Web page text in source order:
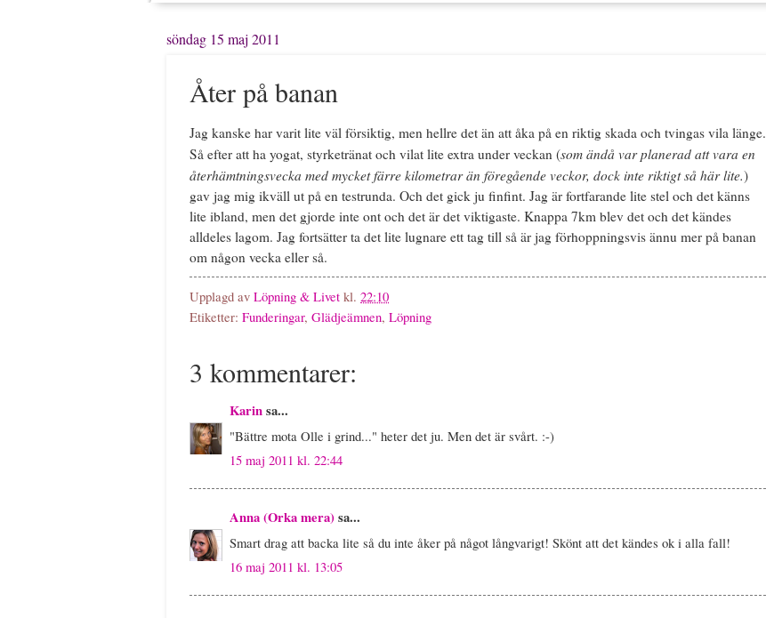
söndag 15 maj 2011
Åter på banan
Jag kanske har varit lite väl försiktig, men hellre det än att åka på en riktig skada och tvingas vila länge.
Så efter att ha yogat, styrketränat och vilat lite extra under veckan (som ändå var planerad att vara en
återhämtningsvecka med mycket färre kilometrar än föregående veckor, dock inte riktigt så här lite.)
gav jag mig ikväll ut på en testrunda. Och det gick ju finfint. Jag är fortfarande lite stel och det känns
lite ibland, men det gjorde inte ont och det är det viktigaste. Knappa 7km blev det och det kändes
alldeles lagom. Jag fortsätter ta det lite lugnare ett tag till så är jag förhoppningsvis ännu mer på banan
om någon vecka eller så.
Upplagd av Löpning & Livet kl. 22:10
Etiketter: Funderingar, Glädjeämnen, Löpning
3 kommentarer:
Karinsa...
"Bättre mota Olle i grind..." heter det ju. Men det är svårt. :-)
15 maj 2011 kl. 22:44
Anna (Orka mera)sa...
Smart drag att backa lite så du inte åker på något långvarigt! Skönt att det kändes ok i alla fall!
16 maj 2011 kl. 13:05